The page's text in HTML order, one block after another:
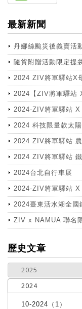
最新新聞
丹娜絲颱災後義賣活
隨貨附贈活動限定提
2024 ZIV將軍驛站X
2024【ZIV將軍驛站
2024-ZIV將軍驛站 X
2024 科技限量款太
2024 ZIV將軍驛站
2024 ZIV將軍驛站
2024台北自行車展
2024-ZIV將軍驛站 X
2024臺東活水湖全國
ZIV x NAMUA 聯名
more
歷史文章
2025
2024
10-2024（1）